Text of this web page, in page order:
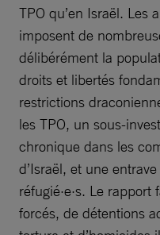
TPO qu’en Israël. Les
imposent de
délibérément la
droits et libertés
restrictions
les TPO, un sous-
chronique dans les
d’Israël, et une
réfugié·e·s. Le
forcés, de détentions